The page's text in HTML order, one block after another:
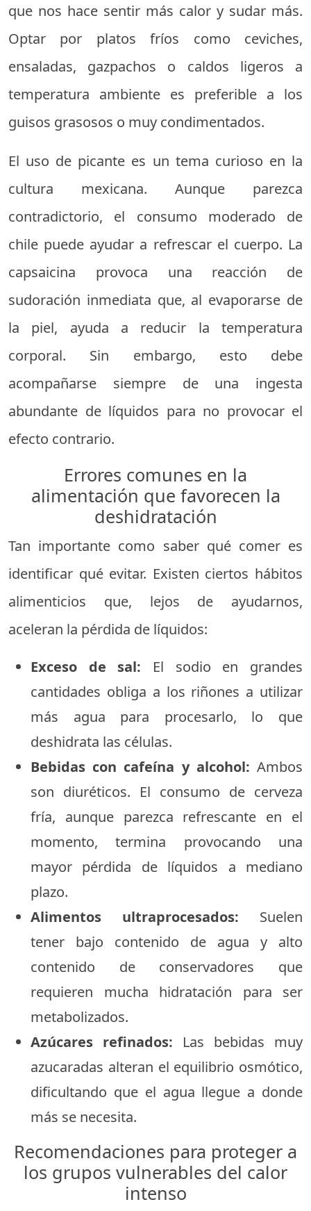
que nos hace sentir más calor y sudar más.
Optar por platos fríos como ceviches,
ensaladas, gazpachos o caldos ligeros a
temperatura ambiente es preferible a los
guisos grasosos o muy condimentados.
El uso de picante es un tema curioso en la
cultura mexicana. Aunque parezca
contradictorio, el consumo moderado de
chile puede ayudar a refrescar el cuerpo. La
capsaicina provoca una reacción de
sudoración inmediata que, al evaporarse de
la piel, ayuda a reducir la temperatura
corporal. Sin embargo, esto debe
acompañarse siempre de una ingesta
abundante de líquidos para no provocar el
efecto contrario.
Errores comunes en la
alimentación que favorecen la
deshidratación
Tan importante como saber qué comer es
identificar qué evitar. Existen ciertos hábitos
alimenticios que, lejos de ayudarnos,
aceleran la pérdida de líquidos:
Exceso de sal: El sodio en grandes
cantidades obliga a los riñones a utilizar
más agua para procesarlo, lo que
deshidrata las células.
Bebidas con cafeína y alcohol: Ambos
son diuréticos. El consumo de cerveza
fría, aunque parezca refrescante en el
momento, termina provocando una
mayor pérdida de líquidos a mediano
plazo.
Alimentos ultraprocesados: Suelen
tener bajo contenido de agua y alto
contenido de conservadores que
requieren mucha hidratación para ser
metabolizados.
Azúcares refinados: Las bebidas muy
azucaradas alteran el equilibrio osmótico,
dificultando que el agua llegue a donde
más se necesita.
Recomendaciones para proteger a
los grupos vulnerables del calor
intenso